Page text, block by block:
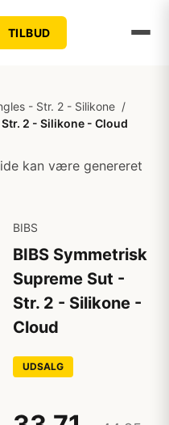
TILBUD
- Str. 2 - Silikone /
2 - Silikone - Cloud
kan være genereret
BIBS
BIBS Symmetrisk
Supreme Sut -
Str. 2 - Silikone -
Cloud
UDSALG